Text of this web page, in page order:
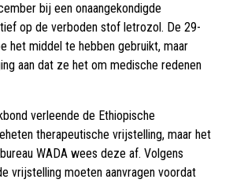
bij een onaangekondigde
op de verboden stof letrozol. De 29-
het middel te hebben gebruikt, maar
aan dat ze het om medische redenen
verleende de Ethiopische
therapeutische vrijstelling, maar het
WADA wees deze af. Volgens
vrijstelling moeten aanvragen voordat